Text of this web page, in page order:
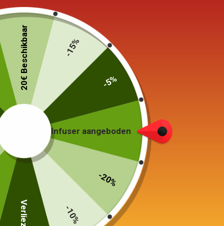
Keramische mug
Maïs 260ml
29,90
Infuser aangeboden
-20%
-10%
20€ Beschikbaar -15%
-5%